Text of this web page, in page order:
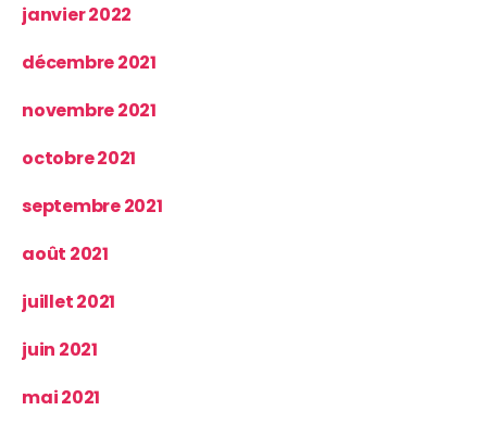
janvier 2022
décembre 2021
novembre 2021
octobre 2021
septembre 2021
août 2021
juillet 2021
juin 2021
mai 2021